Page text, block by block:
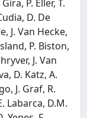
P. Eller, T.
D. De
J. Van Hecke,
P. Biston,
J. Van
D. Katz, A.
J. Graf, R.
Labarca, D.M.